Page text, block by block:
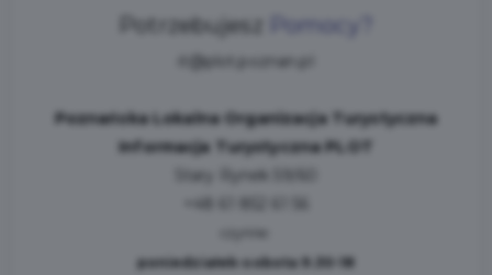
Potrzebujesz Pomocy?
it@plot.poznan.pl
Poznańska Lokalna Organizacja Turystyczna
Informacja Turystyczna PLOT
Stary Rynek 59/60
poniedziałek-sobota 9.30-18